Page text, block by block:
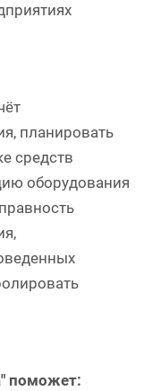
планировать
средств
оборудования
поможет: